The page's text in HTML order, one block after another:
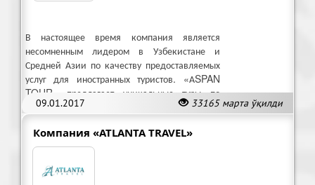
09.01.2017 33165 марта ўқилди
В настоящее время компания является
несомненным лидером в Узбекистане и
Средней Азии по качеству предоставляемых
услуг для иностранных туристов. «АSPAN
TOUR» предлагает уникальные туры по
Узбекистану:
Компания «ATLANTA TRAVEL»